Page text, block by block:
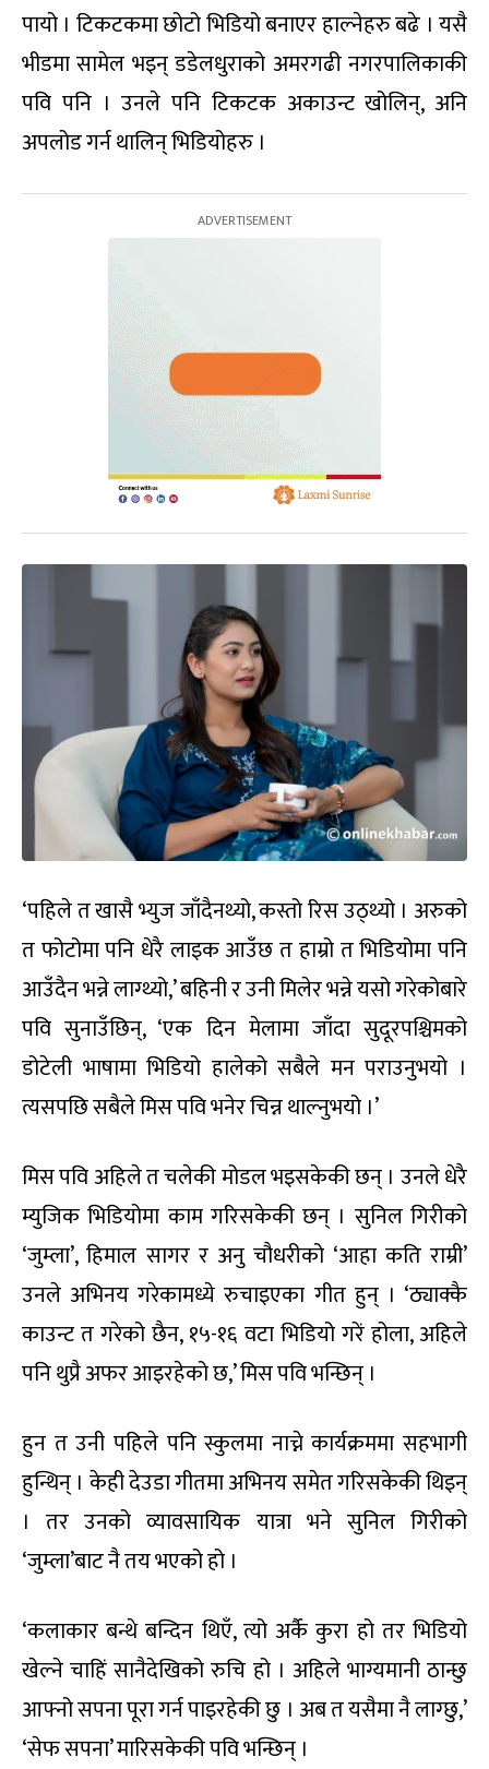
पायो । टिकटकमा छोटो भिडियो बनाएर हाल्नेहरु बढे । यसै
भीडमा सामेल भइन् डडेलधुराको अमरगढी नगरपालिकाकी
पवि पनि । उनले पनि टिकटक अकाउन्ट खोलिन्, अनि
अपलोड गर्न थालिन् भिडियोहरु ।
‘पहिले त खासै भ्युज जाँदैनथ्यो, कस्तो रिस उठ्थ्यो । अरुको
त फोटोमा पनि धेरै लाइक आउँछ त हाम्रो त भिडियोमा पनि
आउँदैन भन्ने लाग्थ्यो,’ बहिनी र उनी मिलेर भन्ने यसो गरेकोबारे
पवि सुनाउँछिन्, ‘एक दिन मेलामा जाँदा सुदूरपश्चिमको
डोटेली भाषामा भिडियो हालेको सबैले मन पराउनुभयो ।
त्यसपछि सबैले मिस पवि भनेर चिन्न थाल्नुभयो ।’
मिस पवि अहिले त चलेकी मोडल भइसकेकी छन् । उनले धेरै
म्युजिक भिडियोमा काम गरिसकेकी छन् । सुनिल गिरीको
‘जुम्ला’, हिमाल सागर र अनु चौधरीको ‘आहा कति राम्री’
उनले अभिनय गरेकामध्ये रुचाइएका गीत हुन् । ‘ठ्याक्कै
काउन्ट त गरेको छैन, १५-१६ वटा भिडियो गरें होला, अहिले
पनि थुप्रै अफर आइरहेको छ,’ मिस पवि भन्छिन् ।
हुन त उनी पहिले पनि स्कुलमा नाच्ने कार्यक्रममा सहभागी
हुन्थिन् । केही देउडा गीतमा अभिनय समेत गरिसकेकी थिइन्
। तर उनको व्यावसायिक यात्रा भने सुनिल गिरीको
‘जुम्ला’बाट नै तय भएको हो ।
‘कलाकार बन्थे बन्दिन थिएँ, त्यो अर्कै कुरा हो तर भिडियो
खेल्ने चाहिं सानैदेखिको रुचि हो । अहिले भाग्यमानी ठान्छु
आफ्नो सपना पूरा गर्न पाइरहेकी छु । अब त यसैमा नै लाग्छु,’
‘सेफ सपना’ मारिसकेकी पवि भन्छिन् ।